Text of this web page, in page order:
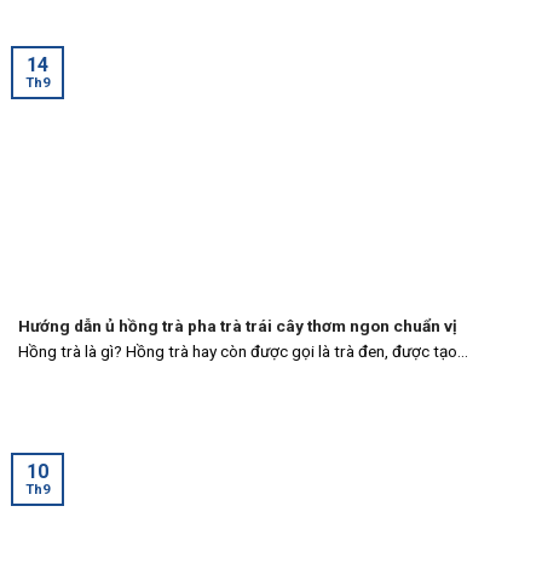
Hướng dẫn ủ hồng trà pha trà trái cây thơm ngon chuẩn vị
Hồng trà là gì? Hồng trà hay còn được gọi là trà đen, được tạo...
14
Th9
10
Th9